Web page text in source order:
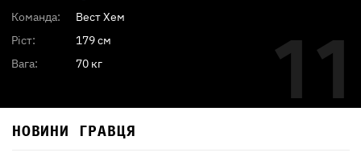
Команда:
Вест Хем
Ріст:
179 см
Вага:
70 кг 11
НОВИНИ ГРАВЦЯ